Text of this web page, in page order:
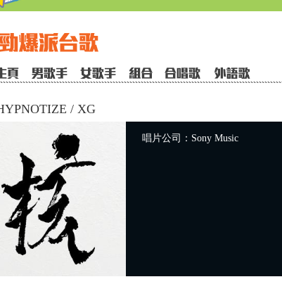
/ XG
唱片公司：Sony Music